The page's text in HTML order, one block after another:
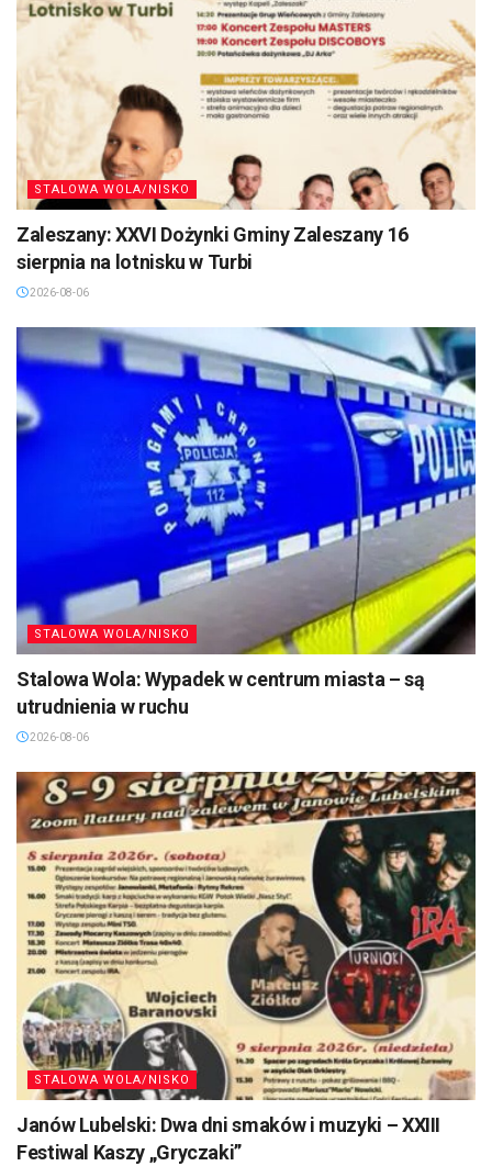
STALOWA WOLA/NISKO
Zaleszany: XXVI Dożynki Gminy Zaleszany 16
sierpnia na lotnisku w Turbi
2026-08-06
STALOWA WOLA/NISKO
Stalowa Wola: Wypadek w centrum miasta – są
utrudnienia w ruchu
2026-08-06
STALOWA WOLA/NISKO
Janów Lubelski: Dwa dni smaków i muzyki – XXIII
Festiwal Kaszy „Gryczaki”